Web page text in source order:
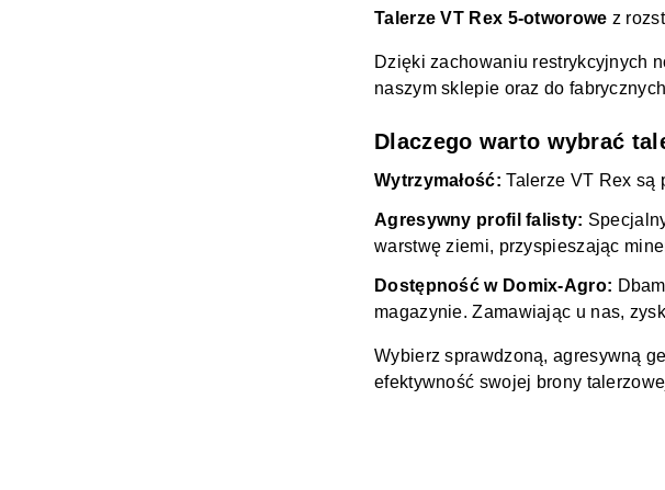
Talerze VT Rex 5-otworowe z
Dzięki zachowaniu restrykcyjnych
naszym sklepie oraz do
Dlaczego warto wybrać
Wytrzymałość: Talerze VT Rex są
Agresywny profil falisty:
warstwę ziemi, przyspieszając
Dostępność w Domix-Agro:
magazynie. Zamawiając u nas,
Wybierz sprawdzoną, agresywną
efektywność swojej brony